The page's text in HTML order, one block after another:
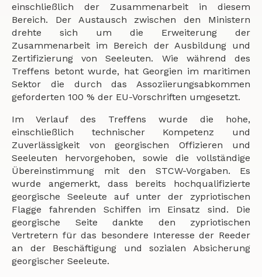
einschließlich der Zusammenarbeit in diesem
Bereich. Der Austausch zwischen den Ministern
drehte sich um die Erweiterung der
Zusammenarbeit im Bereich der Ausbildung und
Zertifizierung von Seeleuten. Wie während des
Treffens betont wurde, hat Georgien im maritimen
Sektor die durch das Assoziierungsabkommen
geforderten 100 % der EU-Vorschriften umgesetzt.
Im Verlauf des Treffens wurde die hohe,
einschließlich technischer Kompetenz und
Zuverlässigkeit von georgischen Offizieren und
Seeleuten hervorgehoben, sowie die vollständige
Übereinstimmung mit den STCW-Vorgaben. Es
wurde angemerkt, dass bereits hochqualifizierte
georgische Seeleute auf unter der zypriotischen
Flagge fahrenden Schiffen im Einsatz sind. Die
georgische Seite dankte den zypriotischen
Vertretern für das besondere Interesse der Reeder
an der Beschäftigung und sozialen Absicherung
georgischer Seeleute.